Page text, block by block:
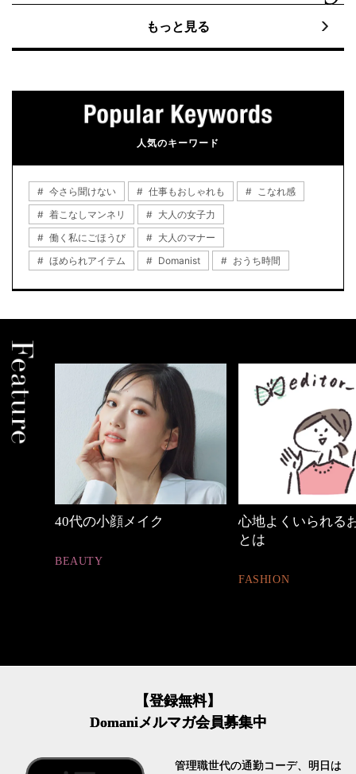
もっと見る
人気のキーワード
今さら聞けない 仕事もおしゃれも
こなれ感
着こなしマンネリ
大人の女子力
働く私にごほうび
大人のマナー
ほめられアイテム
Domanist おうち時間
小顔メイク
心地よくいられるおしゃれ
【
【登録無料】
Domaniメルマガ会員募集中
管理職世代の通勤コーデ、明日は